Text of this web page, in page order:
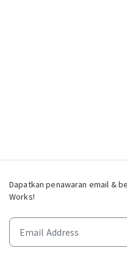
Dapatkan penawaran email &
Works!